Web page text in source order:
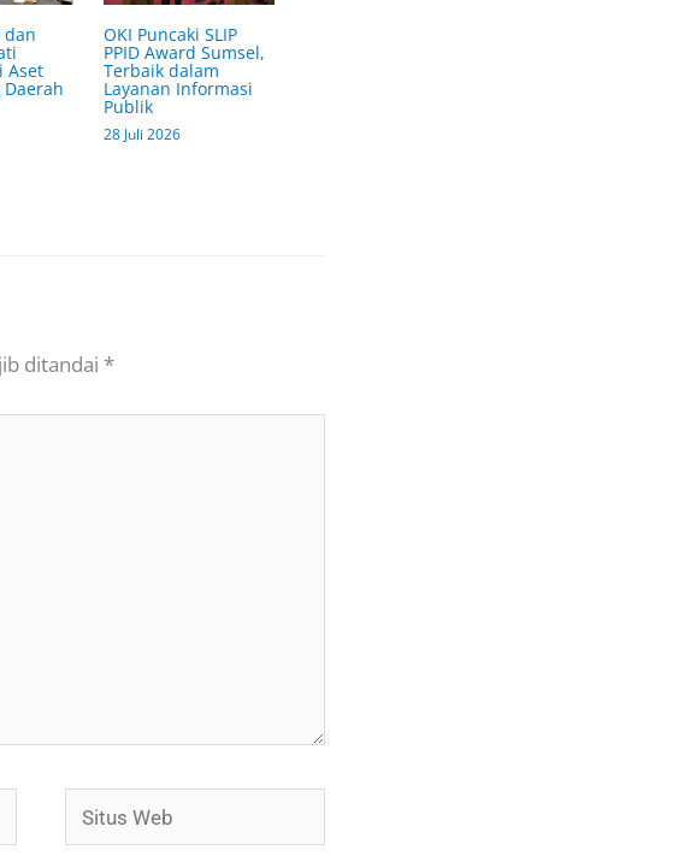
dan
Aset
OKI Puncaki SLIP
PPID Award Sumsel,
Terbaik dalam
Layanan Informasi
Publik
28 Juli 2026
ditandai *
Situs
Web